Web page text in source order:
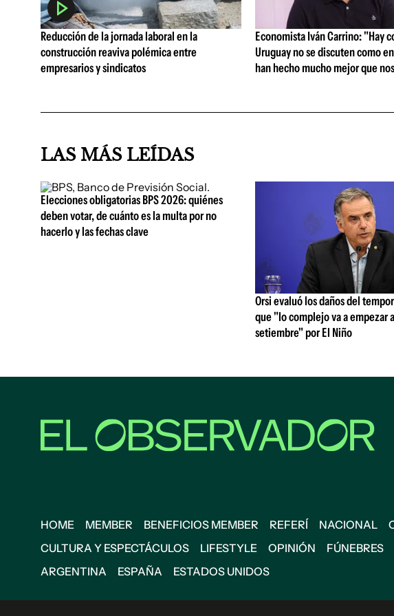
Reducción de la jornada laboral en la
construcción reaviva polémica entre
empresarios y sindicatos
Economista Iván Carrino: "Hay
Uruguay no se discuten como
han hecho mucho mejor que
LAS MÁS LEÍDAS
Elecciones obligatorias BPS 2026: quiénes
deben votar, de cuánto es la multa por no
hacerlo y las fechas clave
Orsi evaluó los daños del
que "lo complejo va a empezar
setiembre" por El Niño
HOME MEMBER BENEFICIOS MEMBER REFERÍ NACIONAL
CULTURA Y ESPECTÁCULOS
LIFESTYLE OPINIÓN FÚNEBRES
ARGENTINA
ESPAÑA ESTADOS UNIDOS